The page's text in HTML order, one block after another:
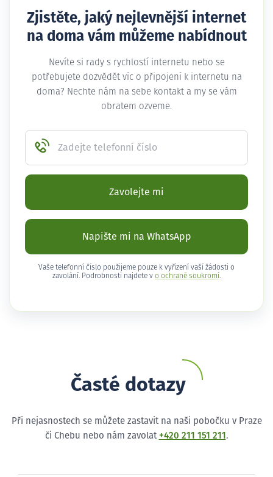
Zjistěte, jaký nejlevnější internet
na doma vám můžeme nabídnout
Nevíte si rady s rychlostí internetu nebo se
potřebujete dozvědět víc o připojení k internetu na
doma? Nechte nám na sebe kontakt a my se vám
obratem ozveme.
Zadejte telefonní číslo
Zavolejte mi
Napište mi na WhatsApp
Vaše telefonní číslo použijeme pouze k vyřízení vaší žádosti o
zavolání. Podrobnosti najdete v o ochraně soukromí .
Časté dotazy
Při nejasnostech se můžete zastavit na naši pobočku v Praze
či Chebu nebo nám zavolat +420 211 151 211 .